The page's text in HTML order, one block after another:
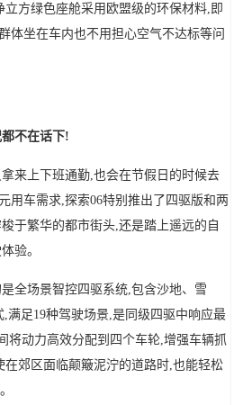
立方绿色座舱采用欧盟级的环保材料,即
体坐在车内也不用担心空气不达标等问
不在话下!
来上下班通勤,也会在节假日的时候去
用车需求,探索06特别推出了四驱版和两
于繁华的都市街头,还是踏上遥远的自
验。
全场景智控四驱系统,包含沙地、雪
满足19种驾驶场景,是同级四驱中响应最
将动力高效分配到四个车轮,增强车辆抓
郊区面临颠簸泥泞的道路时,也能轻松